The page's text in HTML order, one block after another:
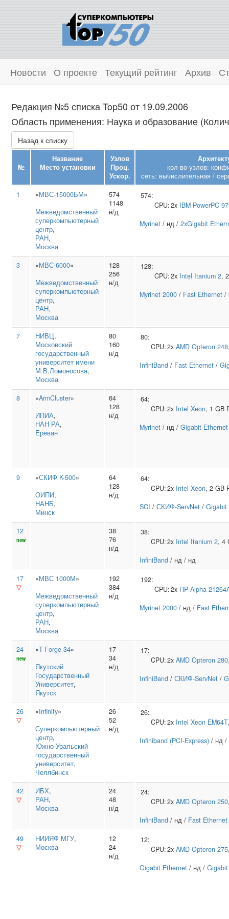
Новости О проекте Текущий рейтинг Архив
Редакция №5 списка Top50 от 19.09.2006
Область применения: Наука и образование
Назад к списку
№
Название
Место установки
Узлов
Проц.
Ускор.
кол-во узлов:
сеть: вычислительная /
1
«МВС-15000БМ»
Межведомственный
суперкомпьютерный
центр,
РАН,
Москва
574
1148
н/д
574:
CPU:2x IBM PowerPC
Myrinet / нд / 2xGigabit
3 «МВС-6000»
Межведомственный
суперкомпьютерный
центр,
РАН,
Москва
128
256
н/д
128:
CPU:2x Intel Itanium 2,
Myrinet 2000 / Fast Ethernet /
7 НИВЦ,
Московский
государственный
университет имени
М.В.Ломоносова,
Москва
80
160
н/д
80:
CPU:2x AMD Opteron 248
InfiniBand / Fast Ethernet /
8 «ArmCluster»
ИПИА,
НАН РА,
Ереван
64
128
н/д
64:
CPU:2x Intel Xeon, 1 GB
Myrinet / нд / Gigabit Ethernet
9 «СКИФ K-500»
ОИПИ,
НАНБ,
Минск
64
128
н/д
64:
CPU:2x Intel Xeon, 2 GB
SCI / СКИФ-ServNet / Gigabit
12
new
38
76
н/д
38:
CPU:2x Intel Itanium 2, 4
InfiniBand / нд / нд
17
▽
«МВС 1000М»
Межведомственный
суперкомпьютерный
центр,
РАН,
Москва
192
384
н/д
192:
CPU:2x HP Alpha
Myrinet 2000 / нд / Fast
24
new
«T-Forge 34»
Якутский
Государственный
Университет,
Якутск
17
34
н/д
17:
CPU:2x AMD Opteron 280
InfiniBand / СКИФ-ServNet /
26
▽
«Infinity»
Суперкомпьютерный
центр,
Южно‑Уральский
государственный
университет,
Челябинск
26
52
н/д
26:
CPU:2x Intel Xeon EM64T
Infiniband (PCI-Express) / нд /
42
▽
ИБХ,
РАН,
Москва
24
48
н/д
24:
CPU:2x AMD Opteron 250
InfiniBand / нд / Fast Ethernet
49
▽
НИИЯФ МГУ,
Москва
12
24
н/д
12:
CPU:2x AMD Opteron 275
Gigabit Ethernet / нд /